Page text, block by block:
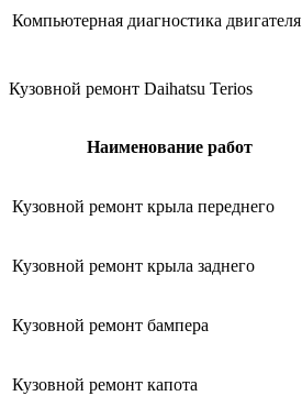
Компьютерная диагностика двигателя
Кузовной ремонт Daihatsu Terios
Наименование работ
Кузовной ремонт крыла переднего
Кузовной ремонт крыла заднего
Кузовной ремонт бампера
Кузовной ремонт капота